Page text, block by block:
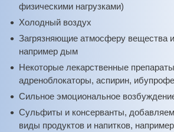
физическими нагрузками)
Холодный воздух
Загрязняющие атмосферу вещества
например дым
Некоторые лекарственные
адреноблокаторы, аспирин,
Сильное эмоциональное
Сульфиты и консерванты,
виды продуктов и напитков,